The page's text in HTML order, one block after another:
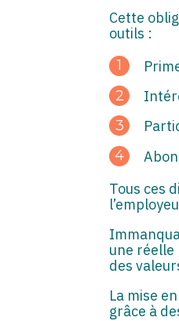
Cette
outils :
Tous ces
une réelle
des
La mise
grâce à